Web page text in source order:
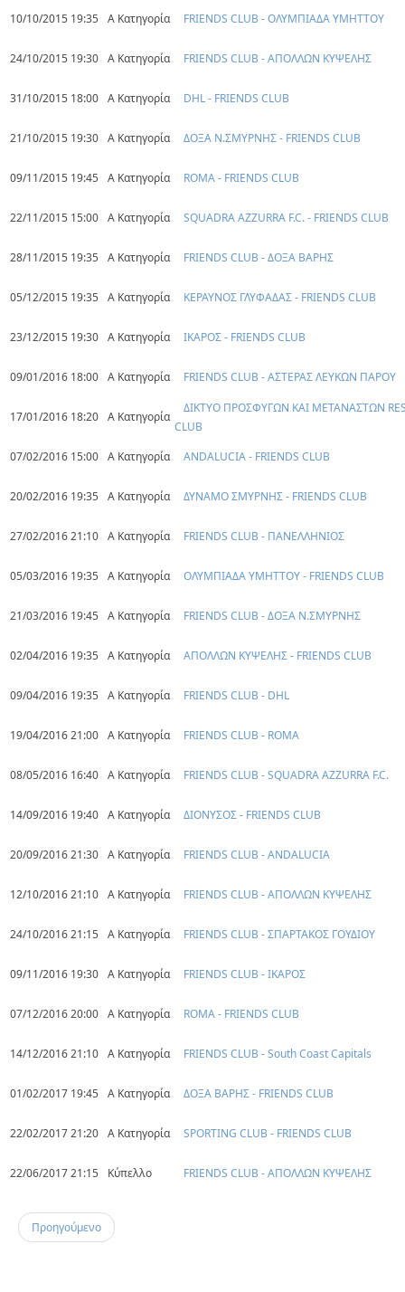
10/10/2015 19:35 Α Κατηγορία FRIENDS CLUB - ΟΛΥΜΠΙΑΔΑ ΥΜΗΤΤΟΥ
24/10/2015 19:30 Α Κατηγορία FRIENDS CLUB - ΑΠΟΛΛΩΝ ΚΥΨΕΛΗΣ
31/10/2015 18:00 Α Κατηγορία DHL - FRIENDS CLUB
21/10/2015 19:30 Α Κατηγορία ΔΟΞΑ Ν.ΣΜΥΡΝΗΣ - FRIENDS CLUB
09/11/2015 19:45 Α Κατηγορία ROMA - FRIENDS CLUB
22/11/2015 15:00 Α Κατηγορία SQUADRA AZZURRA F.C. - FRIENDS CLUB
28/11/2015 19:35 Α Κατηγορία FRIENDS CLUB - ΔΟΞΑ ΒΑΡΗΣ
05/12/2015 19:35 Α Κατηγορία ΚΕΡΑΥΝΟΣ ΓΛΥΦΑΔΑΣ - FRIENDS CLUB
23/12/2015 19:30 Α Κατηγορία ΙΚΑΡΟΣ - FRIENDS CLUB
09/01/2016 18:00 Α Κατηγορία FRIENDS CLUB - ΑΣΤΕΡΑΣ ΛΕΥΚΩΝ ΠΑΡΟΥ
17/01/2016 18:20 Α Κατηγορία
ΔΙΚΤΥΟ ΠΡΟΣΦΥΓΩΝ ΚΑΙ ΜΕΤΑΝΑΣΤΩΝ
CLUB
07/02/2016 15:00 Α Κατηγορία ANDALUCIA - FRIENDS CLUB
20/02/2016 19:35 Α Κατηγορία ΔΥΝΑΜΟ ΣΜΥΡΝΗΣ - FRIENDS CLUB
27/02/2016 21:10 Α Κατηγορία FRIENDS CLUB - ΠΑΝΕΛΛΗΝΙΟΣ
05/03/2016 19:35 Α Κατηγορία ΟΛΥΜΠΙΑΔΑ ΥΜΗΤΤΟΥ - FRIENDS CLUB
21/03/2016 19:45 Α Κατηγορία FRIENDS CLUB - ΔΟΞΑ Ν.ΣΜΥΡΝΗΣ
02/04/2016 19:35 Α Κατηγορία ΑΠΟΛΛΩΝ ΚΥΨΕΛΗΣ - FRIENDS CLUB
09/04/2016 19:35 Α Κατηγορία FRIENDS CLUB - DHL
19/04/2016 21:00 Α Κατηγορία FRIENDS CLUB - ROMA
08/05/2016 16:40 Α Κατηγορία FRIENDS CLUB - SQUADRA AZZURRA F.C.
14/09/2016 19:40 Α Κατηγορία ΔΙΟΝΥΣΟΣ - FRIENDS CLUB
20/09/2016 21:30 Α Κατηγορία FRIENDS CLUB - ANDALUCIA
12/10/2016 21:10 Α Κατηγορία FRIENDS CLUB - ΑΠΟΛΛΩΝ ΚΥΨΕΛΗΣ
24/10/2016 21:15 Α Κατηγορία FRIENDS CLUB - ΣΠΑΡΤΑΚΟΣ ΓΟΥΔΙΟΥ
09/11/2016 19:30 Α Κατηγορία FRIENDS CLUB - ΙΚΑΡΟΣ
07/12/2016 20:00 Α Κατηγορία ROMA - FRIENDS CLUB
14/12/2016 21:10 Α Κατηγορία FRIENDS CLUB - South Coast Capitals
01/02/2017 19:45 Α Κατηγορία ΔΟΞΑ ΒΑΡΗΣ - FRIENDS CLUB
22/02/2017 21:20 Α Κατηγορία SPORTING CLUB - FRIENDS CLUB
22/06/2017 21:15 Κύπελλο FRIENDS CLUB - ΑΠΟΛΛΩΝ ΚΥΨΕΛΗΣ
Προηγούμενο